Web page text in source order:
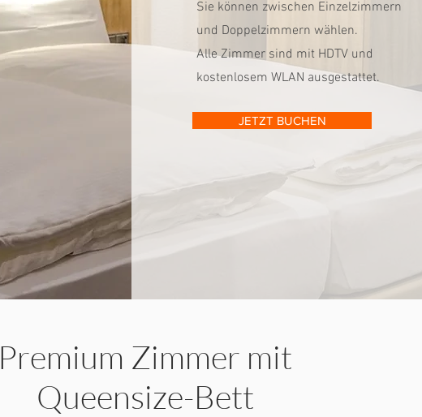
Sie können zwischen Einzelzimmern
und Doppelzimmern wählen.
Alle Zimmer sind mit HDTV und
kostenlosem WLAN ausgestattet.
JETZT BUCHEN
Premium Zimmer mit
Queensize-Bett